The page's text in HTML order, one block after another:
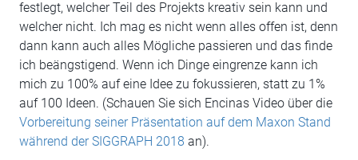
festlegt, welcher Teil des Projekts kreativ sein kann und
welcher nicht. Ich mag es nicht wenn alles offen ist, denn
dann kann auch alles Mögliche passieren und das finde
ich beängstigend. Wenn ich Dinge eingrenze kann ich
mich zu 100% auf eine Idee zu fokussieren, statt zu 1%
auf 100 Ideen. (Schauen Sie sich Encinas Video über die
Vorbereitung seiner Präsentation auf dem Maxon Stand
während der SIGGRAPH 2018 an).